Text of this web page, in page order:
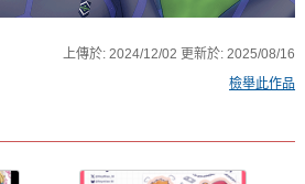
上傳於:2024/12/02 更新於:2025/08/16
檢舉此作品